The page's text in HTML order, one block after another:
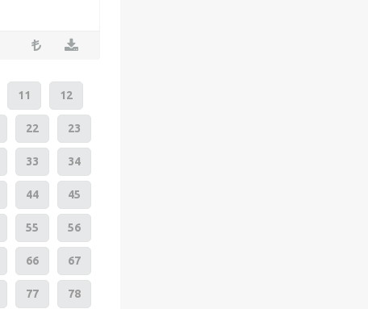
11 12
22 23
33 34
44 45
55 56
66 67
77 78